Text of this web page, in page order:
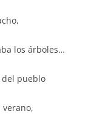
los árboles…
pueblo